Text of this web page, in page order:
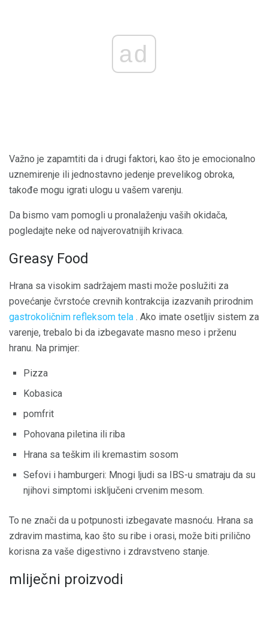
ad
Važno je zapamtiti da i drugi faktori, kao što je emocionalno
uznemirenje ili jednostavno jedenje prevelikog obroka,
takođe mogu igrati ulogu u vašem varenju.
Da bismo vam pomogli u pronalaženju vaših okidača,
pogledajte neke od najverovatnijih krivaca.
Greasy Food
Hrana sa visokim sadržajem masti može poslužiti za
povećanje čvrstoće crevnih kontrakcija izazvanih prirodnim
gastrokoličnim refleksom tela . Ako imate osetljiv sistem za
varenje, trebalo bi da izbegavate masno meso i prženu
hranu. Na primjer:
Pizza
Kobasica
pomfrit
Pohovana piletina ili riba
Hrana sa teškim ili kremastim sosom
Sefovi i hamburgeri: Mnogi ljudi sa IBS-u smatraju da su
njihovi simptomi isključeni crvenim mesom.
To ne znači da u potpunosti izbegavate masnoću. Hrana sa
zdravim mastima, kao što su ribe i orasi, može biti prilično
korisna za vaše digestivno i zdravstveno stanje.
mliječni proizvodi